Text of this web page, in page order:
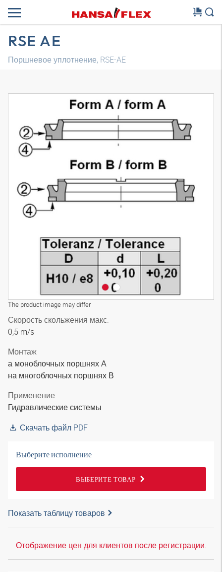
RSE AE
Поршневое уплотнение, RSE-AE
The product image may differ
Скорость скольжения макс.
0,5 m/s
Монтаж
а моноблочных поршнях А
на многоблочных поршнях В
Применение
Гидравлические системы
Скачать файл PDF
Выберите исполнение
ВЫБЕРИТЕ ТОВАР
Показать таблицу товаров
Отображение цен для клиентов после регистрации.